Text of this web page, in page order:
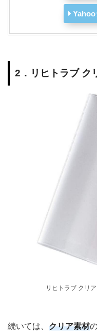
Yahoo
2．リヒトラブ ク
リヒトラブ クリ
続いては、 クリア素材